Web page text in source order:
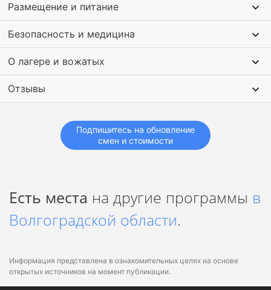
Размещение и питание
Безопасность и медицина
О лагере и вожатых
Отзывы
Подпишитесь на обновление
смен и стоимости
Есть места на другие программы в
Волгоградской области.
Информация представлена в ознакомительных целях на основе
открытых источников на момент публикации.